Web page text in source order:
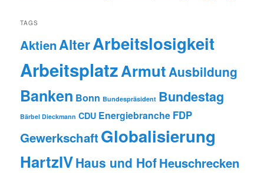
TAGS
AktienAlterArbeitslosigkeit
ArbeitsplatzArmut Ausbildung
Banken Bonn Bundespräsident Bundestag
Bärbel Dieckmann CDU Energiebranche FDP
GewerkschaftGlobalisierung
HartzIVHaus und HofHeuschrecken